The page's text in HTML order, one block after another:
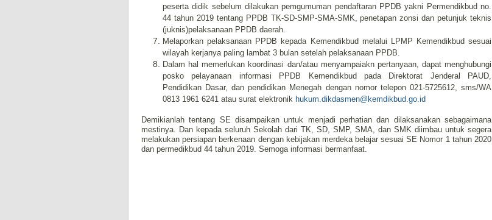
peserta didik sebelum dilakukan pemgumuman pendaftaran PPDB yakni Permendikbud no.
44 tahun 2019 tentang PPDB TK-SD-SMP-SMA-SMK, penetapan zonsi dan petunjuk teknis
(juknis)pelaksanaan PPDB daerah.
Melaporkan pelaksanaan PPDB kepada Kemendikbud melalui LPMP Kemendikbud sesuai
wilayah kerjanya paling lambat 3 bulan setelah pelaksanaan PPDB.
Dalam hal memerlukan koordinasi dan/atau menyampaiakn pertanyaan, dapat menghubungi
posko pelayanaan informasi PPDB Kemendikbud pada Direktorat Jenderal PAUD,
Pendidikan Dasar, dan pendidikan Menegah dengan nomor telepon 021-5725612, sms/WA
0813 1961 6241 atau surat elektronik hukum.dikdasmen@kemdikbud.go.id
Demikianlah tentang SE disampaikan untuk menjadi perhatian dan dilaksanakan sebagaimana
mestinya. Dan kepada seluruh Sekolah dari TK, SD, SMP, SMA, dan SMK diimbau untuk segera
melakukan persiapan berkenaan dengan kebijakan merdeka belajar sesuai SE Nomor 1 tahun 2020
dan permedikbud 44 tahun 2019. Semoga informasi bermanfaat.